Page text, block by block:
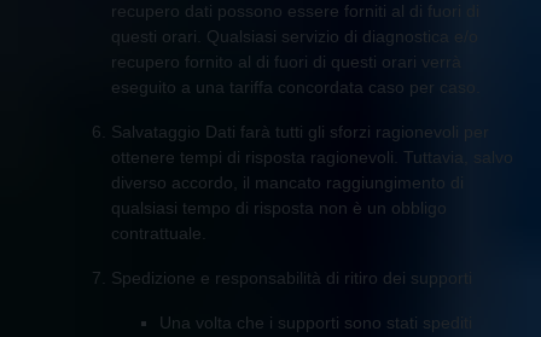
recupero dati possono essere forniti al di fuori di
questi orari. Qualsiasi servizio di diagnostica e/o
recupero fornito al di fuori di questi orari verrà
eseguito a una tariffa concordata caso per caso.
Salvataggio Dati farà tutti gli sforzi ragionevoli per
ottenere tempi di risposta ragionevoli. Tuttavia, salvo
diverso accordo, il mancato raggiungimento di
qualsiasi tempo di risposta non è un obbligo
contrattuale.
Spedizione e responsabilità di ritiro dei supporti
Una volta che i supporti sono stati spediti